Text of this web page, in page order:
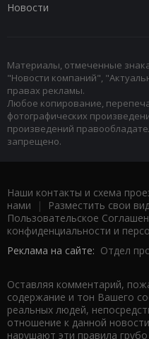
Новости
Материалы, отмеченные
"Новости компаний",
правах рекламы.
Любое копирование,
фотографических
произведений
запрещено.
Наши контакты и схема
нами | Разместить свои
Пользовательское
конфиденциальности и
Реклама на сайте: Отдел
Оставляя комментарий,
содержание и тон Вашего
реальных людей,
отношение к данной
нарушают эти правила